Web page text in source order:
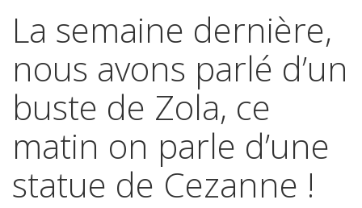
La semaine dernière,
nous avons parlé d’un
buste de Zola, ce
matin on parle d’une
statue de Cezanne !